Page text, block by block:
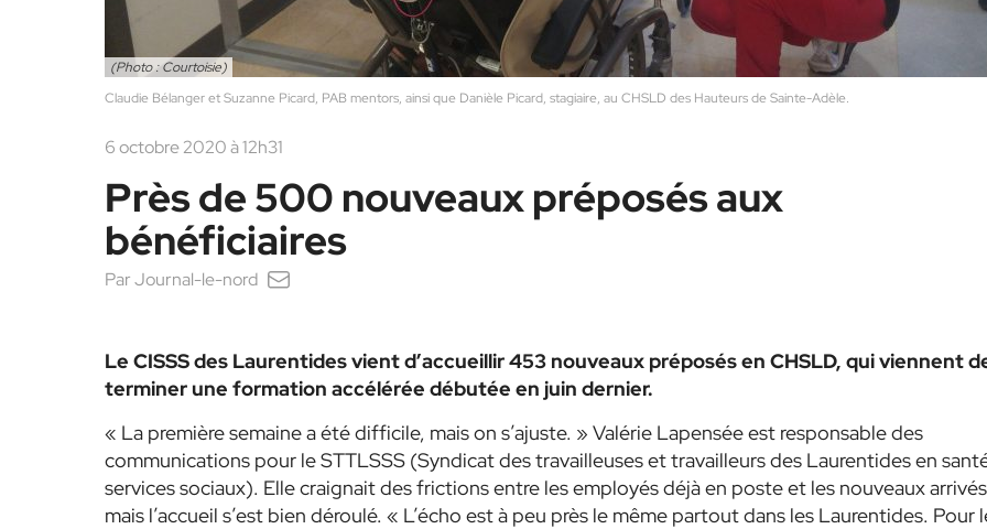
(Photo : Courtoisie)
Claudie Bélanger et Suzanne Picard, PAB mentors, ainsi que Danièle Picard, stagiaire, au CHSLD des Hauteurs de Sainte-Adèle.
6 octobre 2020 à 12h31
Près de 500 nouveaux préposés aux
bénéficiaires
ParJournal-le-nord
Le CISSS des Laurentides vient d’accueillir 453 nouveaux préposés en CHSLD, qui viennent
terminer une formation accélérée débutée en juin dernier.
« La première semaine a été difficile, mais on s’ajuste. » Valérie Lapensée est responsable des
communications pour le STTLSSS (Syndicat des travailleuses et travailleurs des Laurentides en
services sociaux). Elle craignait des frictions entre les employés déjà en poste et les nouveaux
mais l’accueil s’est bien déroulé. « L’écho est à peu près le même partout dans les Laurentides. Pour